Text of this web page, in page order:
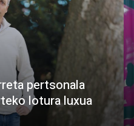
pertsonala
lotura luxua